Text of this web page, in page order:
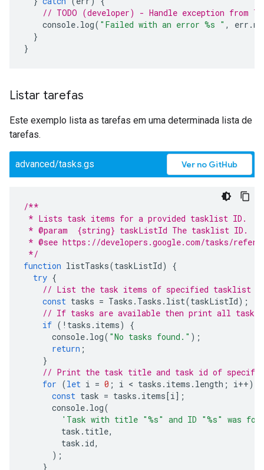
// TODO (developer) - Handle exception from
console. log( "Failed with an error %s " , err .
}
}
Listar tarefas
Este exemplo lista as tarefas em uma determinada lista de
tarefas.
advanced/tasks.gs Ver no GitHub
/**
* Lists task items for a provided tasklist ID.
* @param  {string} taskListId The tasklist ID.
* @see https://developers.google.com/tasks/
*/
function listTasks(taskListId)
{
try {
// List the task items of specified tasklist
const tasks = Tasks . Tasks . list(taskListId);
// If tasks are available then print all task
if ( ! tasks . items)
{
console. log( "No tasks found." );
return ;
}
// Print the task title and task id of
for (let i = 0 ; i < tasks . items . length ; i++)
const task = tasks . items[i ];
console. log(
'Task with title "%s" and ID "%s" was
task . title,
task . id,
);
}